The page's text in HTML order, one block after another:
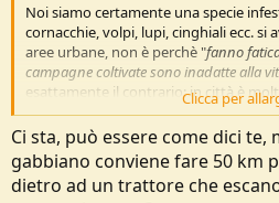
Noi siamo certamente una specie
cornacchie, volpi, lupi, cinghiali ecc. si
aree urbane, non è perchè "fanno
campagne coltivate sono inadatte alla
esattamente il contrario: in città è
piuttosto che procurarselo come
campagne e nei boschi.
I gabbiani vengono in città perchè è
dell'immondizia piuttosto che
Clicca per
Ci sta, può essere come dici te,
gabbiano conviene fare 50 km
dietro ad un trattore che